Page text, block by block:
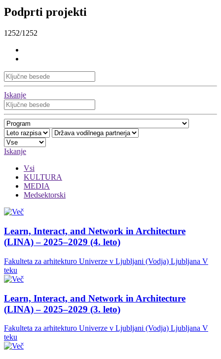
Podprti projekti
1252/1252
Iskanje
Iskanje
Vsi
KULTURA
MEDIA
Medsektorski
Learn, Interact, and Network in Architecture
(LINA) – 2025–2029 (4. leto)
Fakulteta za arhitekturo Univerze v Ljubljani (Vodja) Ljubljana V
teku
Learn, Interact, and Network in Architecture
(LINA) – 2025–2029 (3. leto)
Fakulteta za arhitekturo Univerze v Ljubljani (Vodja) Ljubljana V
teku